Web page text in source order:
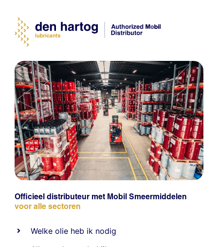
Officieel distributeur met Mobil Smeermiddelen
voor alle sectoren
Welke olie heb ik nodig